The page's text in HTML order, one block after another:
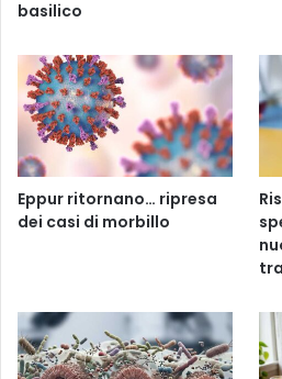
basilico
Eppur ritornano… ripresa
dei casi di morbillo